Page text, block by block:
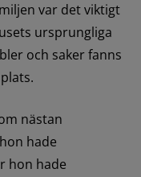
var det viktigt
ursprungliga
och saker fanns
nästan
hade
hon hade